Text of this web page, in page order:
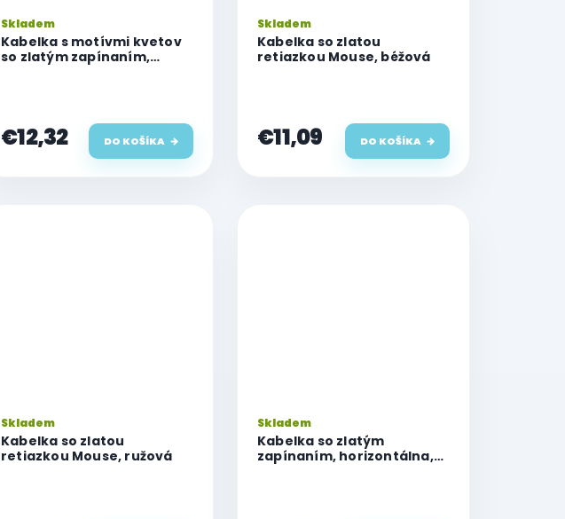
Kabelka s motívmi kvetov
so zlatým zapínaním,
Skladem
€12,32 DO KOŠÍKA
Kabelka so zlatou
retiazkou Mouse, béžová
Skladem
€11,09 DO KOŠÍKA
Kabelka so zlatou
retiazkou Mouse, ružová
Skladem
Kabelka so zlatým
zapínaním, horizontálna,
Skladem